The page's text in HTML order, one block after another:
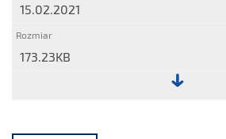
15.02.2021
173.23KB